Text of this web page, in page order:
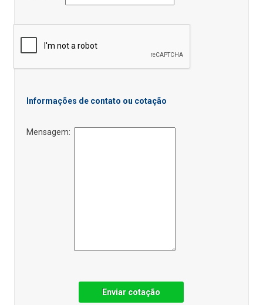
Informações de contato ou cotação
Mensagem:
Enviar cotação